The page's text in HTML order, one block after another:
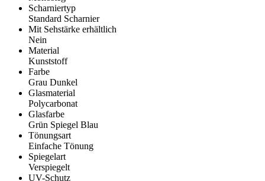
Scharniertyp
Standard Scharnier
Mit Sehstärke erhältlich
Nein
Material
Kunststoff
Farbe
Grau Dunkel
Glasmaterial
Polycarbonat
Glasfarbe
Grün Spiegel Blau
Tönungsart
Einfache Tönung
Spiegelart
Verspiegelt
UV-Schutz